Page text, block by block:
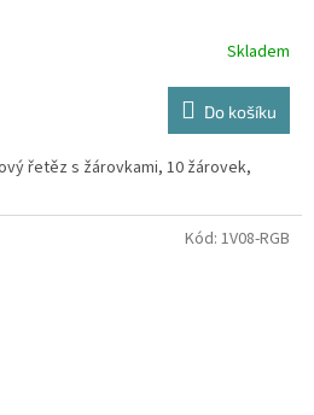
Skladem
Do košíku
řetěz s žárovkami, 10 žárovek,
Kód: 1V08-RGB